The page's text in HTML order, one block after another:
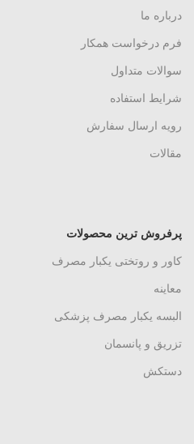
درباره ما
فرم درخواست همکار
سوالات متداول
شرایط استفاده
رویه ارسال سفارش
مقالات
پرفروش ترین محصولات
کاور و روتختی یکبار مصرف
معاینه
البسه یکبار مصرف پزشکی
تزریق و پانسمان
دستکش